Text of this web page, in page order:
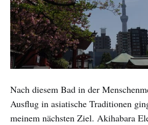
Nach diesem Bad in der
Ausflug in asiatische Traditionen
meinem nächsten Ziel. Akihabara